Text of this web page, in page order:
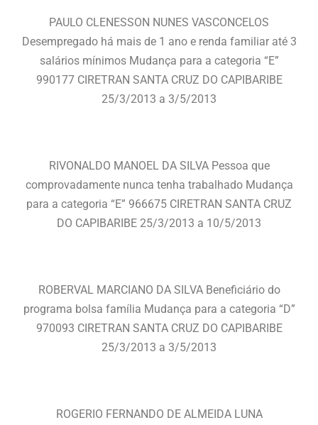
PAULO CLENESSON NUNES VASCONCELOS
Desempregado há mais de 1 ano e renda familiar até 3
salários mínimos Mudança para a categoria “E”
990177 CIRETRAN SANTA CRUZ DO CAPIBARIBE
25/3/2013 a 3/5/2013
RIVONALDO MANOEL DA SILVA Pessoa que
comprovadamente nunca tenha trabalhado Mudança
para a categoria “E” 966675 CIRETRAN SANTA CRUZ
DO CAPIBARIBE 25/3/2013 a 10/5/2013
ROBERVAL MARCIANO DA SILVA Beneficiário do
programa bolsa família Mudança para a categoria “D”
970093 CIRETRAN SANTA CRUZ DO CAPIBARIBE
25/3/2013 a 3/5/2013
ROGERIO FERNANDO DE ALMEIDA LUNA